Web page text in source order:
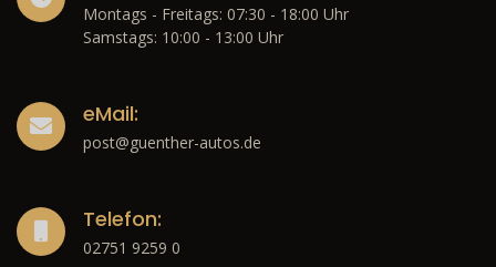
Montags - Freitags: 07:30 - 18:00 Uhr
Samstags: 10:00 - 13:00 Uhr
eMail:
post@guenther-autos.de
Telefon:
02751 9259 0